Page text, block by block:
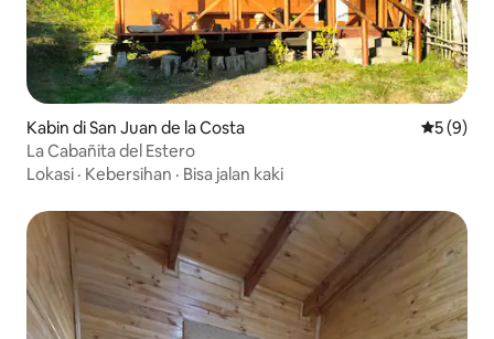
Kabin di San Juan de la Costa Nilai
5 (9)
La Cabañita del Estero
Lokasi · Kebersihan · Bisa jalan kaki